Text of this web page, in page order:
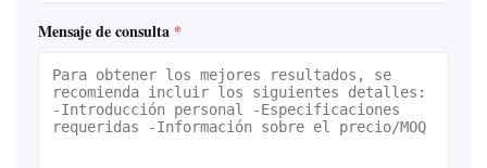
Mensaje de consulta *